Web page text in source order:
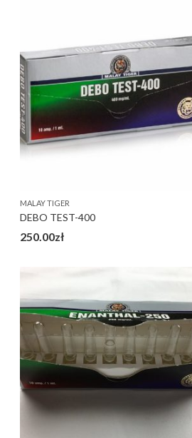
MALAY TIGER
DEBO TEST-400
250.00zł